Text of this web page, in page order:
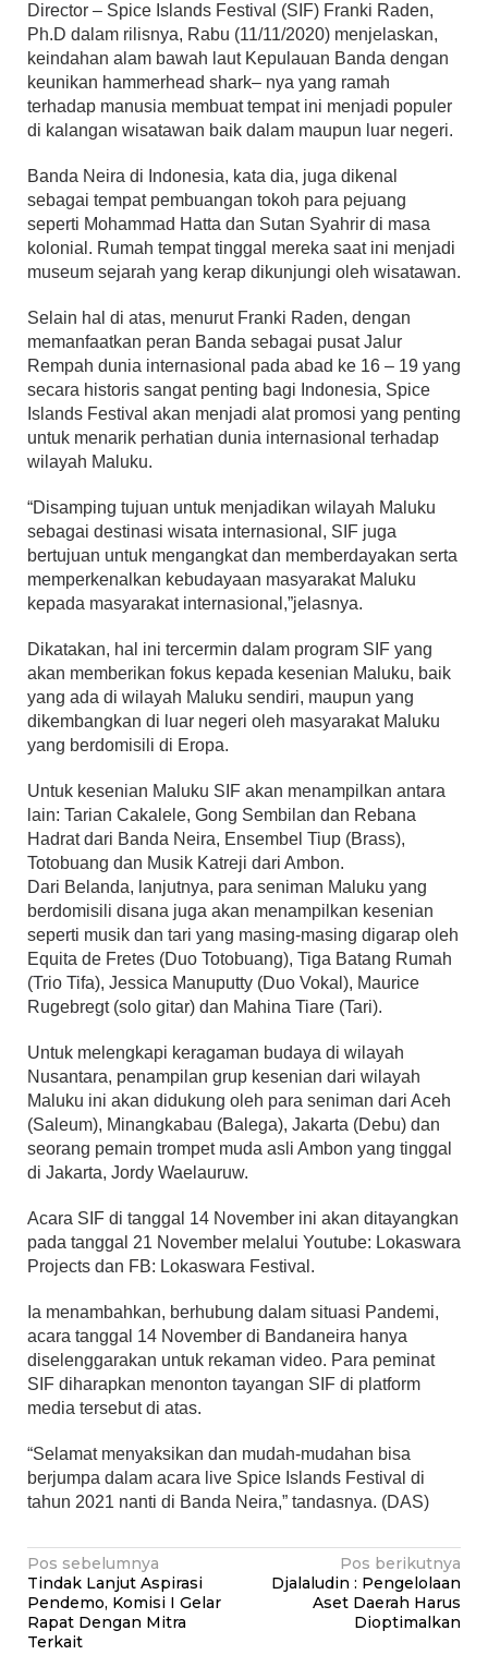
Director – Spice Islands Festival (SIF) Franki Raden,
Ph.D dalam rilisnya, Rabu (11/11/2020) menjelaskan,
keindahan alam bawah laut Kepulauan Banda dengan
keunikan hammerhead shark– nya yang ramah
terhadap manusia membuat tempat ini menjadi populer
di kalangan wisatawan baik dalam maupun luar negeri.
Banda Neira di Indonesia, kata dia, juga dikenal
sebagai tempat pembuangan tokoh para pejuang
seperti Mohammad Hatta dan Sutan Syahrir di masa
kolonial. Rumah tempat tinggal mereka saat ini menjadi
museum sejarah yang kerap dikunjungi oleh wisatawan.
Selain hal di atas, menurut Franki Raden, dengan
memanfaatkan peran Banda sebagai pusat Jalur
Rempah dunia internasional pada abad ke 16 – 19 yang
secara historis sangat penting bagi Indonesia, Spice
Islands Festival akan menjadi alat promosi yang penting
untuk menarik perhatian dunia internasional terhadap
wilayah Maluku.
“Disamping tujuan untuk menjadikan wilayah Maluku
sebagai destinasi wisata internasional, SIF juga
bertujuan untuk mengangkat dan memberdayakan serta
memperkenalkan kebudayaan masyarakat Maluku
kepada masyarakat internasional,”jelasnya.
Dikatakan, hal ini tercermin dalam program SIF yang
akan memberikan fokus kepada kesenian Maluku, baik
yang ada di wilayah Maluku sendiri, maupun yang
dikembangkan di luar negeri oleh masyarakat Maluku
yang berdomisili di Eropa.
Untuk kesenian Maluku SIF akan menampilkan antara
lain: Tarian Cakalele, Gong Sembilan dan Rebana
Hadrat dari Banda Neira, Ensembel Tiup (Brass),
Totobuang dan Musik Katreji dari Ambon.
Dari Belanda, lanjutnya, para seniman Maluku yang
berdomisili disana juga akan menampilkan kesenian
seperti musik dan tari yang masing-masing digarap oleh
Equita de Fretes (Duo Totobuang), Tiga Batang Rumah
(Trio Tifa), Jessica Manuputty (Duo Vokal), Maurice
Rugebregt (solo gitar) dan Mahina Tiare (Tari).
Untuk melengkapi keragaman budaya di wilayah
Nusantara, penampilan grup kesenian dari wilayah
Maluku ini akan didukung oleh para seniman dari Aceh
(Saleum), Minangkabau (Balega), Jakarta (Debu) dan
seorang pemain trompet muda asli Ambon yang tinggal
di Jakarta, Jordy Waelauruw.
Acara SIF di tanggal 14 November ini akan ditayangkan
pada tanggal 21 November melalui Youtube: Lokaswara
Projects dan FB: Lokaswara Festival.
Ia menambahkan, berhubung dalam situasi Pandemi,
acara tanggal 14 November di Bandaneira hanya
diselenggarakan untuk rekaman video. Para peminat
SIF diharapkan menonton tayangan SIF di platform
media tersebut di atas.
“Selamat menyaksikan dan mudah-mudahan bisa
berjumpa dalam acara live Spice Islands Festival di
tahun 2021 nanti di Banda Neira,” tandasnya. (DAS)
Navigasi
pos
Pos sebelumnya
Tindak Lanjut Aspirasi
Pendemo, Komisi I Gelar
Rapat Dengan Mitra
Terkait
Pos berikutnya
Djalaludin : Pengelolaan
Aset Daerah Harus
Dioptimalkan